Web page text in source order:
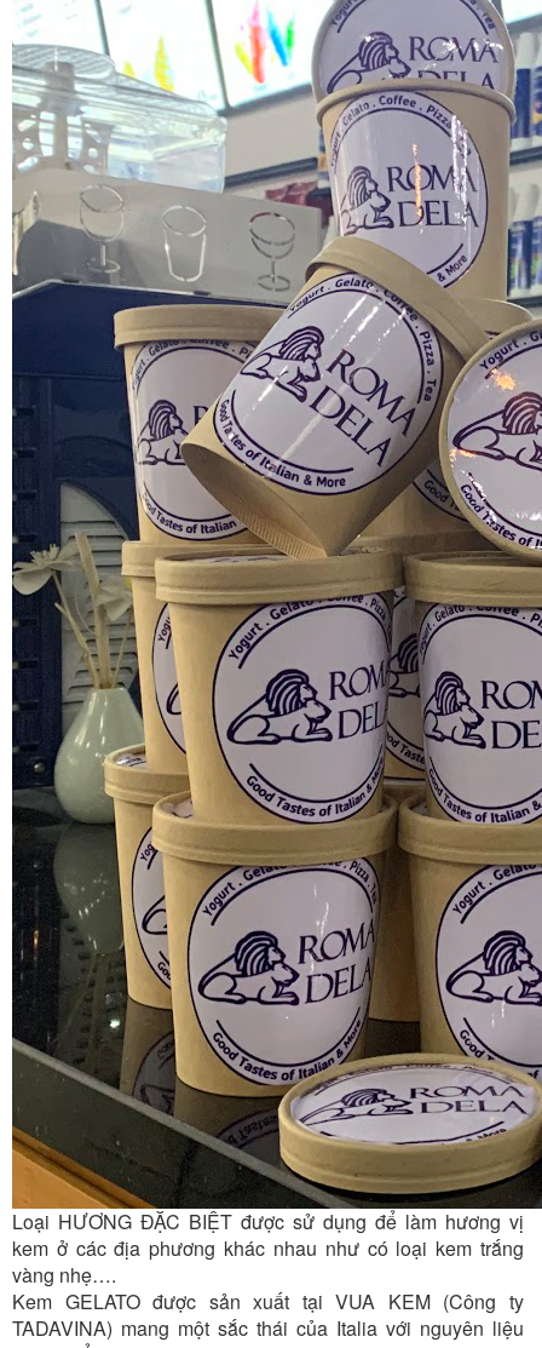
Loại HƯƠNG ĐẶC BIỆT được sử dụng để làm hương vị
kem ở các địa phương khác nhau như có loại kem trắng
vàng nhẹ….
Kem GELATO được sản xuất tại VUA KEM (Công ty
TADAVINA) mang một sắc thái của Italia với nguyên liệu